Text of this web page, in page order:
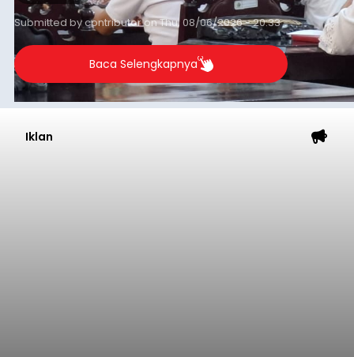
Submitted bycontributoronThu, 08/06/2026 - 20:33
Baca Selengkapnya
Iklan